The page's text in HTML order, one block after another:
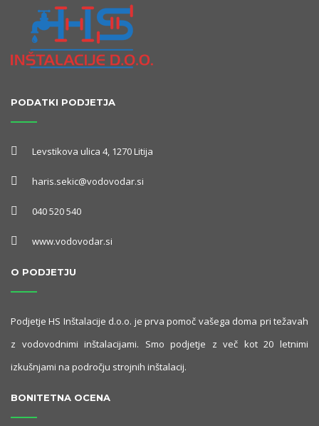
PODATKI PODJETJA
Levstikova ulica 4, 1270 Litija
haris.sekic@vodovodar.si
040 520 540
www.vodovodar.si
O PODJETJU
Podjetje HS Inštalacije d.o.o. je prva pomoč vašega doma pri težavah
z vodovodnimi inštalacijami. Smo podjetje z več kot 20 letnimi
izkušnjami na področju strojnih inštalacij.
BONITETNA OCENA